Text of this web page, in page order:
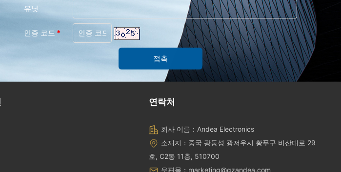
유닛
인증 코드 *
연락처
회사 이름：Andea Electronics
소재지：중국 광둥성 광저우시 황푸구 비산대로 29
호, C2동 11층, 510700
우편물：marketing@gzandea.com